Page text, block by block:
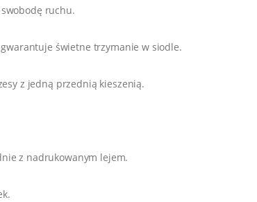
ruchu.
gwarantuje świetne trzymanie w siodle.
z jedną przednią kieszenią.
z nadrukowanym lejem.